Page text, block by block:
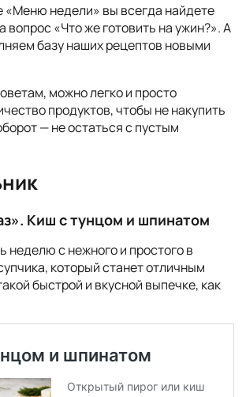
«Меню недели» вы всегда найдете
вопрос «Что же готовить на ужин?». А
базу наших рецептов новыми
можно легко и просто
продуктов, чтобы не накупить
— не остаться с пустым
Киш с тунцом и шпинатом
неделю с нежного и простого в
который станет отличным
быстрой и вкусной выпечке, как